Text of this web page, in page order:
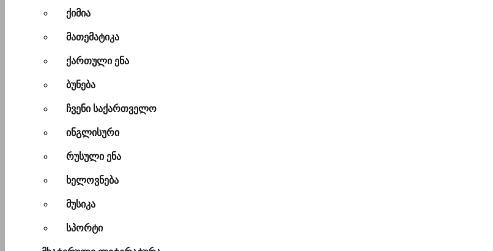
ქიმია
მათემატიკა
ქართული ენა
ბუნება
ჩვენი საქართველო
ინგლისური
რუსული ენა
ხელოვნება
მუსიკა
სპორტი